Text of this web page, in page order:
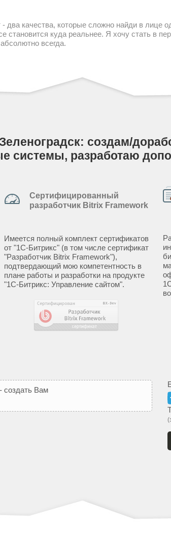
два качества, которые сложно найди в лице
становится куда реальнее. Я хочу стать в
всегда.
создам/
системы, разработаю
Сертифицированный
разработчик Bitrix Framework
Имеется полный комплект сертификатов
от "1С-Битрикс" (в том числе сертификат
"Разработчик Bitrix Framework"),
подтвердающий мою компетентность в
плане работы и разработки на продукте
"1С-Битрикс: Управление сайтом".
- создать Вам